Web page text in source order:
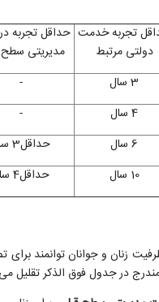
تجربه خدمت
دولتی مرتبط
حداقل تجربه
مدیریتی سطح
3 سال
-
4 سال
-
6 سال حداقل3 سال
10 سال حداقل4 سال
زنان و جوانان توانمند
فوق الذکر تقلیل می یابد(تبصره 6